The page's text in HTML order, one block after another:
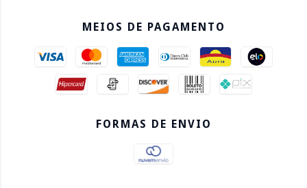
MEIOS DE PAGAMENTO
FORMAS DE ENVIO